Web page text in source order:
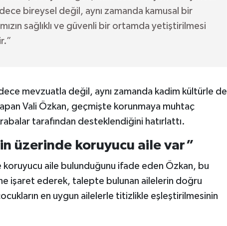
bireysel değil, aynı zamanda kamusal bir
sağlıklı ve güvenli bir ortamda yetiştirilmesi
mevzuatla değil, aynı zamanda kadim kültürle de
Vali Özkan, geçmişte korunmaya muhtaç
tarafından desteklendiğini hatırlattı.
üzerinde koruyucu aile var”
koruyucu aile bulunduğunu ifade eden Özkan, bu
işaret ederek, talepte bulunan ailelerin doğru
en uygun ailelerle titizlikle eşleştirilmesinin